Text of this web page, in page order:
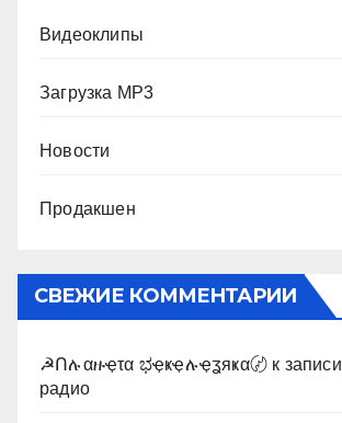
Видеоклипы
Загрузка MP3
Новости
Продакшен
СВЕЖИЕ КОММЕНТАРИИ
☭Ոሉαዙҿτα ಭҿҝҿሉҿʓяҝα〄 к записи
радио